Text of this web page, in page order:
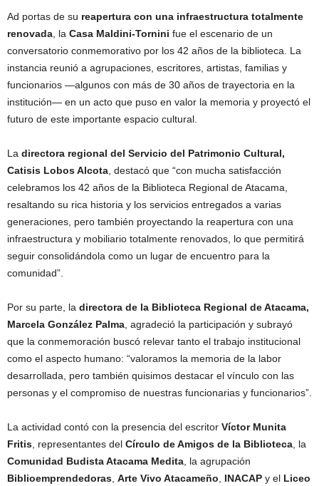
Ad portas de su reapertura con una infraestructura totalmente
renovada , la Casa Maldini-Tornini fue el escenario de un
conversatorio conmemorativo por los 42 años de la biblioteca. La
instancia reunió a agrupaciones, escritores, artistas, familias y
funcionarios —algunos con más de 30 años de trayectoria en la
institución— en un acto que puso en valor la memoria y proyectó el
futuro de este importante espacio cultural.
La directora regional del Servicio del Patrimonio Cultural,
Catisis Lobos Alcota , destacó que “con mucha satisfacción
celebramos los 42 años de la Biblioteca Regional de Atacama,
resaltando su rica historia y los servicios entregados a varias
generaciones, pero también proyectando la reapertura con una
infraestructura y mobiliario totalmente renovados, lo que permitirá
seguir consolidándola como un lugar de encuentro para la
comunidad”.
Por su parte, la directora de la Biblioteca Regional de Atacama,
Marcela González Palma , agradeció la participación y subrayó
que la conmemoración buscó relevar tanto el trabajo institucional
como el aspecto humano: “valoramos la memoria de la labor
desarrollada, pero también quisimos destacar el vínculo con las
personas y el compromiso de nuestras funcionarias y funcionarios”.
La actividad contó con la presencia del escritor Víctor Munita
Fritis , representantes del Círculo de Amigos de la Biblioteca , la
Comunidad Budista Atacama Medita , la agrupación
Biblioemprendedoras Arte Vivo Atacameño INACAP y el Liceo